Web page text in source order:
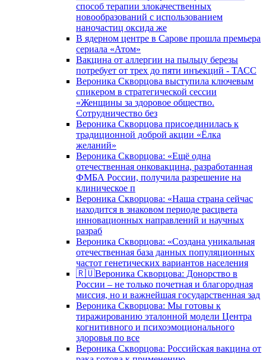
способ терапии злокачественных
новообразований с использованием
наночастиц оксида же
В ядерном центре в Сарове прошла премьера
сериала «Атом»
Вакцина от аллергии на пыльцу березы
потребует от трех до пяти инъекций - ТАСС
Вероника Скворцова выступила ключевым
спикером в стратегической сессии
«Женщины за здоровое общество.
Сотрудничество без
Вероника Скворцова присоединилась к
традиционной доброй акции «Ёлка
желаний»
Вероника Скворцова: «Ещё одна
отечественная онковакцина, разработанная
ФМБА России, получила разрешение на
клиническое п
Вероника Скворцова: «Наша страна сейчас
находится в знаковом периоде расцвета
инновационных направлений и научных
разраб
Вероника Скворцова: «Создана уникальная
отечественная база данных популяционных
частот генетических вариантов населения
🇷🇺Вероника Скворцова: Донорство в
России – не только почетная и благородная
миссия, но и важнейшая государственная зад
Вероника Скворцова: Мы готовы к
тиражированию эталонной модели Центра
когнитивного и психоэмоционального
здоровья по все
Вероника Скворцова: Российская вакцина от